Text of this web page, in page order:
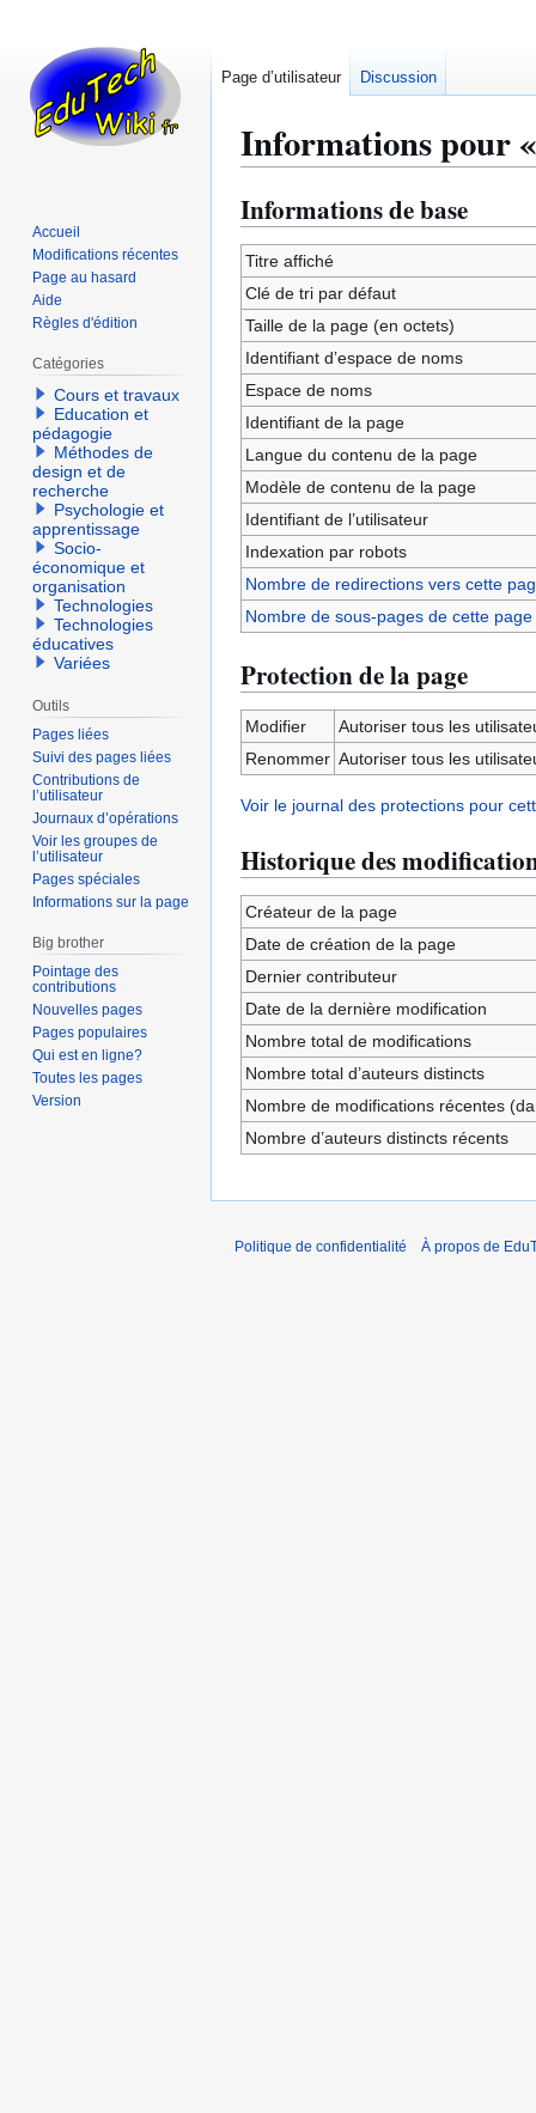
Informations pour
Aller
à
la
navigation
Aller
à
la
recherche
Informations de base
Titre affiché
Clé de tri par défaut
Taille de la page (en octets)
Identifiant dʼespace de noms
Espace de noms
Identifiant de la page
Langue du contenu de la page
Modèle de contenu de la page
Identifiant de l’utilisateur
Indexation par robots
Nombre de redirections vers cette
Nombre de sous-pages de cette page
Protection de la page
Modifier
Autoriser tous les
Renommer Autoriser tous les
Voir le journal des protections pour
Historique des
Créateur de la page
Date de création de la page
Dernier contributeur
Date de la dernière modification
Nombre total de modifications
Nombre total d’auteurs distincts
Nombre de modifications récentes
Nombre d’auteurs distincts récents
Page d’utilisateur Discussion
Accueil
Modifications récentes
Page au hasard
Aide
Règles d'édition
Catégories
Cours et travaux
Education et
pédagogie
Méthodes de
design et de
recherche
Psychologie et
apprentissage
Socio-
économique et
organisation
Technologies
Technologies
éducatives
Variées
Outils
Pages liées
Suivi des pages liées
Contributions de
l’utilisateur
Journaux d’opérations
Voir les groupes de
l’utilisateur
Pages spéciales
Informations sur la page
Big brother
Pointage des
contributions
Nouvelles pages
Pages populaires
Qui est en ligne?
Toutes les pages
Version
Politique de confidentialité À propos de